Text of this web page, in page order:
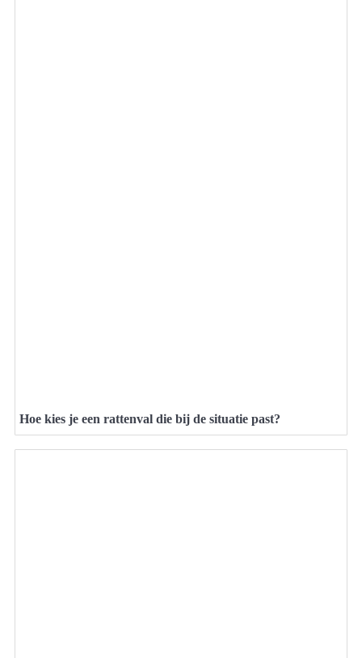
Hoe kies je een rattenval die bij de situatie past?